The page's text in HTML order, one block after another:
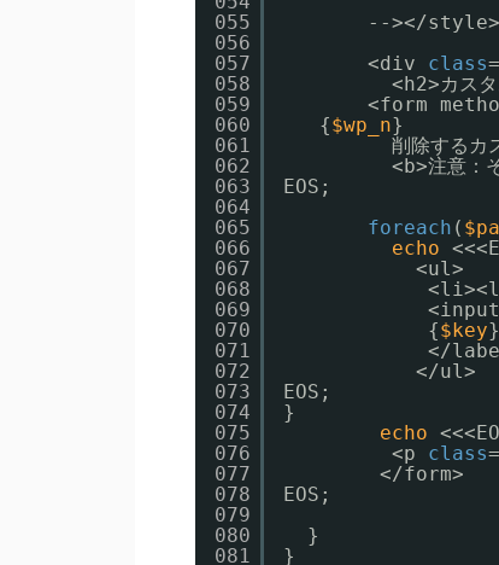
055
056
057
058
059
060
061
062
063
064
065
066
067
068
069
070
071
072
073
074
075
076
077
078
079
080
081
--></style>
<div class=
<h2>カス
<form
{$wp_n}
削除するカ
<b>注意：
EOS;
foreach (
echo
<ul>
{$key}
</
</ul>
EOS;
}
echo
<p class=
</form>
EOS;
}
}